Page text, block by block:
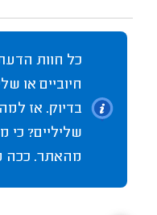
כל חוות
חיוביים או
בדיוק. אז
שליליים? כי
מהאתר. ככה